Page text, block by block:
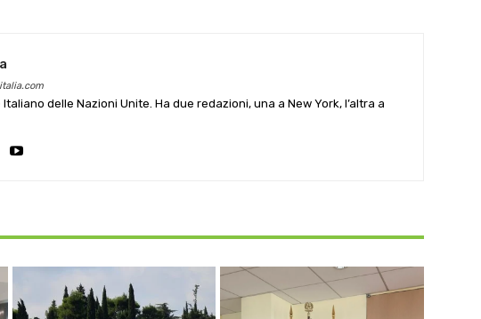
delle Nazioni Unite. Ha due redazioni, una a New York, l’altra a